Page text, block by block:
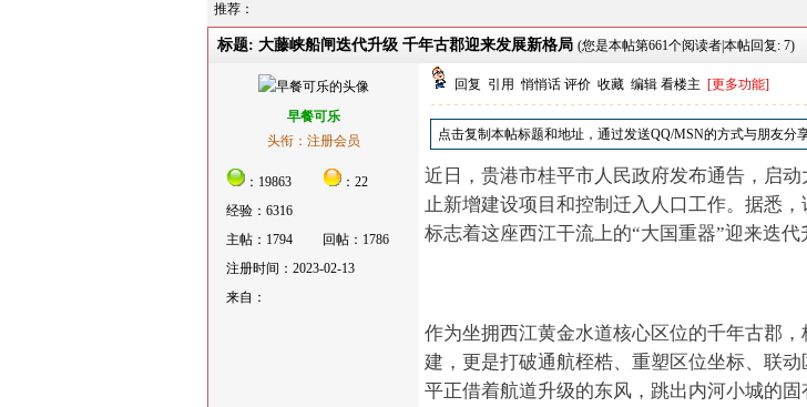
推荐：
标题: 大藤峡船闸迭代升级 千年古郡迎来发展新格局 (您是本帖第661个阅读者|本帖回复: 7)
早餐可乐
头衔：注册会员
：19863
：22
经验：6316
主帖：1794
回帖：1786
注册时间：2023-02-13
来自：
回复 引用 悄悄话 评价 收藏 编辑 看楼主 [更多功能]
点击复制本帖标题和地址，通过发送QQ/MSN的方式与朋友分
近日，贵港市桂平市人民政府发布通告，启
止新增建设项目和控制迁入人口工作。据悉
标志着这座西江干流上的“大国重器”迎来迭代
作为坐拥西江黄金水道核心区位的千年古郡
建，更是打破通航桎梏、重塑区位坐标、联
平正借着航道升级的东风，跳出内河小城的